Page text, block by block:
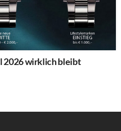
2026 wirklich bleibt